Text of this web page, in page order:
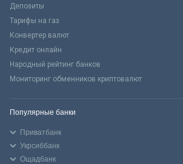
Депозиты
Тарифы на газ
Конвертер валют
Кредит онлайн
Народный рейтинг банков
Мониторинг обменников криптовалют
Популярные банки
Приватбанк
Укрсиббанк
Ощадбанк